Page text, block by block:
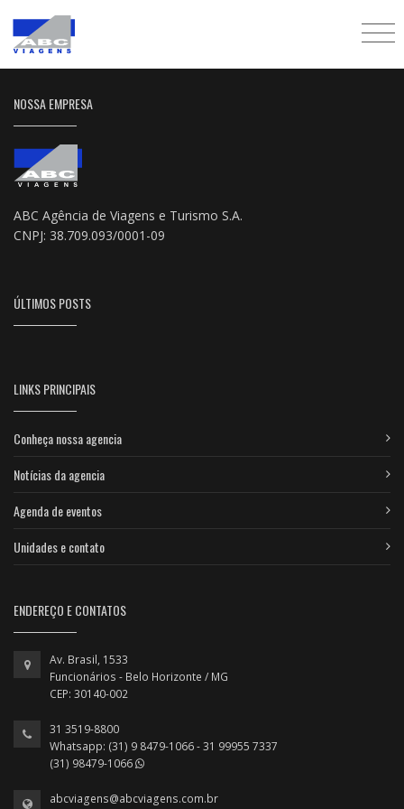
NOSSA EMPRESA
ABC Agência de Viagens e Turismo S.A.
CNPJ: 38.709.093/0001-09
ÚLTIMOS POSTS
LINKS PRINCIPAIS
Conheça nossa agencia
Notícias da agencia
Agenda de eventos
Unidades e contato
ENDEREÇO E CONTATOS
Av. Brasil, 1533
Funcionários - Belo Horizonte / MG
CEP: 30140-002
31 3519-8800
Whatsapp: (31) 9 8479-1066 - 31 99955 7337
(31) 98479-1066
abcviagens@abcviagens.com.br